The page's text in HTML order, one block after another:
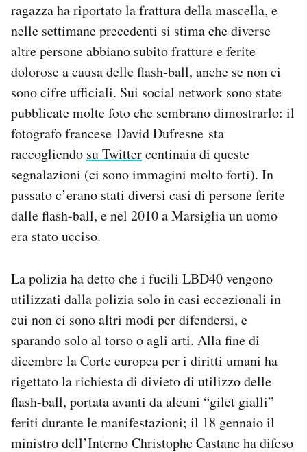
ragazza ha riportato la frattura della mascella, e
nelle settimane precedenti si stima che diverse
altre persone abbiano subito fratture e ferite
dolorose a causa delle flash-ball, anche se non ci
sono cifre ufficiali. Sui social network sono state
pubblicate molte foto che sembrano dimostrarlo: il
fotografo francese David Dufresne sta
raccogliendo su Twittercentinaia di queste
segnalazioni (ci sono immagini molto forti). In
passato c’erano stati diversi casi di persone ferite
dalle flash-ball, e nel 2010 a Marsiglia un uomo
era stato ucciso.
La polizia ha detto che i fucili LBD40 vengono
utilizzati dalla polizia solo in casi eccezionali in
cui non ci sono altri modi per difendersi, e
sparando solo al torso o agli arti. Alla fine di
dicembre la Corte europea per i diritti umani ha
rigettato la richiesta di divieto di utilizzo delle
flash-ball, portata avanti da alcuni “gilet gialli”
feriti durante le manifestazioni; il 18 gennaio il
ministro dell’Interno Christophe Castane ha difeso